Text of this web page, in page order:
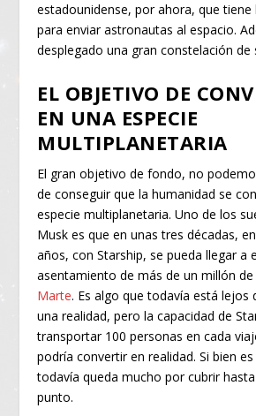
estadounidense, por ahora, que tiene
para enviar astronautas al espacio.
desplegado una gran constelación de
EL OBJETIVO DE
EN UNA ESPECIE
MULTIPLANETARIA
El gran objetivo de fondo, no
de conseguir que la humanidad se
especie multiplanetaria. Uno de los
Musk es que en unas tres décadas,
años, con Starship, se pueda llegar a
asentamiento de más de un millón
Marte. Es algo que todavía está lejos
una realidad, pero la capacidad de
transportar 100 personas en cada
podría convertir en realidad. Si bien
todavía queda mucho por cubrir
punto.